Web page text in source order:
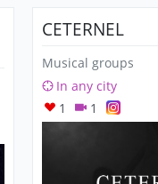
CETERNEL
Musical groups
In any city
1
1